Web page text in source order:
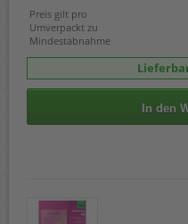
Preis gilt pro
Umverpackt zu
Mindestabnahme
In den